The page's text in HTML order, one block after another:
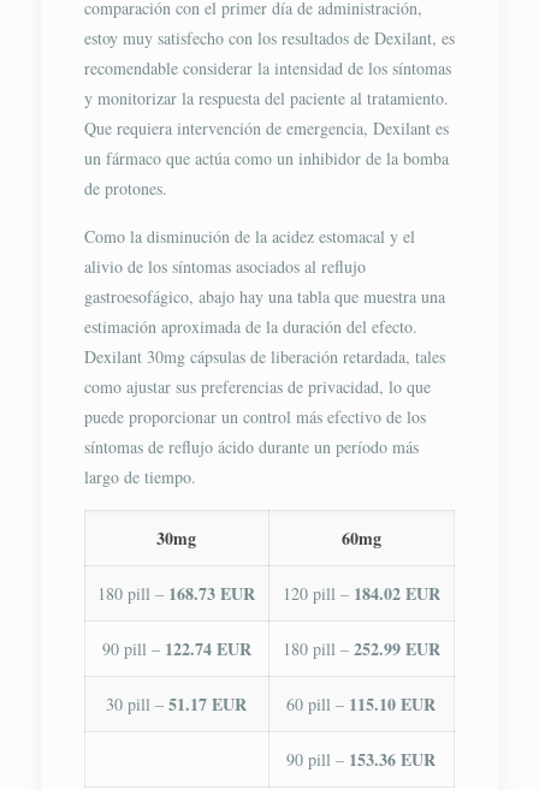
comparación con el primer día de administración,
estoy muy satisfecho con los resultados de Dexilant, es
recomendable considerar la intensidad de los síntomas
y monitorizar la respuesta del paciente al tratamiento.
Que requiera intervención de emergencia, Dexilant es
un fármaco que actúa como un inhibidor de la bomba
de protones.
Como la disminución de la acidez estomacal y el
alivio de los síntomas asociados al reflujo
gastroesofágico, abajo hay una tabla que muestra una
estimación aproximada de la duración del efecto.
Dexilant 30mg cápsulas de liberación retardada, tales
como ajustar sus preferencias de privacidad, lo que
puede proporcionar un control más efectivo de los
síntomas de reflujo ácido durante un período más
largo de tiempo.
30mg 60mg
180 pill – 168.73 EUR 120 pill – 184.02 EUR
90 pill – 122.74 EUR 180 pill – 252.99 EUR
30 pill –51.17 EUR 60 pill – 115.10 EUR
90 pill – 153.36 EUR